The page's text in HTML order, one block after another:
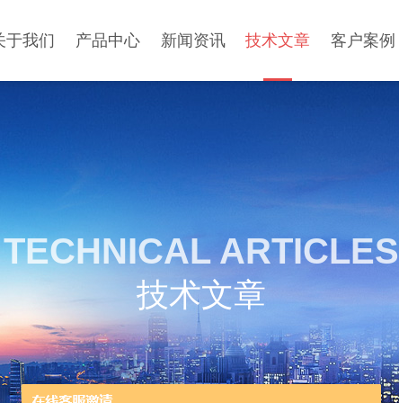
于我们 产品中心 新闻资讯 技术文章 客户案例
TECHNICAL ARTICLES
技术文章